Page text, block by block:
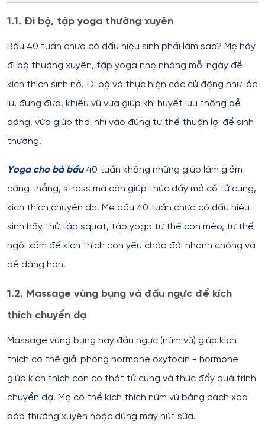
1.1. Đi bộ, tập yoga thường xuyên
Bầu 40 tuần chưa có dấu hiệu sinh phải làm sao? Mẹ hãy
đi bộ thường xuyên, tập yoga nhẹ nhàng mỗi ngày để
kích thích sinh nở. Đi bộ và thực hiện các cử động như lắc
lư, đung đưa, khiêu vũ vừa giúp khí huyết lưu thông dễ
dàng, vừa giúp thai nhi vào đúng tư thế thuận lợi để sinh
thường.
Yoga cho bà bầu40 tuần không những giúp làm giảm
căng thẳng, stress mà còn giúp thúc đẩy mở cổ tử cung,
kích thích chuyển dạ. Mẹ bầu 40 tuần chưa có dấu hiệu
sinh hãy thử tập squat, tập yoga tư thế con mèo, tư thế
ngồi xổm để kích thích con yêu chào đời nhanh chóng và
dễ dàng hơn.
1.2. Massage vùng bụng và đầu ngực để kích
thích chuyển dạ
Massage vùng bụng hay đầu ngực (núm vú) giúp kích
thích cơ thể giải phóng hormone oxytocin - hormone
giúp kích thích cơn co thắt tử cung và thúc đẩy quá trình
chuyển dạ. Mẹ có thể kích thích núm vú bằng cách xoa
bóp thường xuyên hoặc dùng máy hút sữa.